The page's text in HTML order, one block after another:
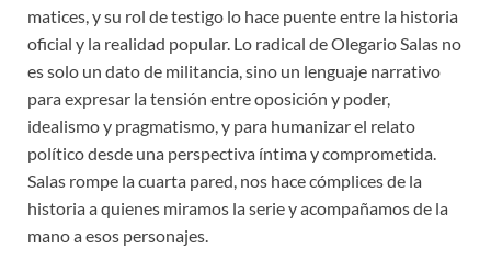
matices, y su rol de testigo lo hace puente entre la historia
oficial y la realidad popular. Lo radical de Olegario Salas no
es solo un dato de militancia, sino un lenguaje narrativo
para expresar la tensión entre oposición y poder,
idealismo y pragmatismo, y para humanizar el relato
político desde una perspectiva íntima y comprometida.
Salas rompe la cuarta pared, nos hace cómplices de la
historia a quienes miramos la serie y acompañamos de la
mano a esos personajes.